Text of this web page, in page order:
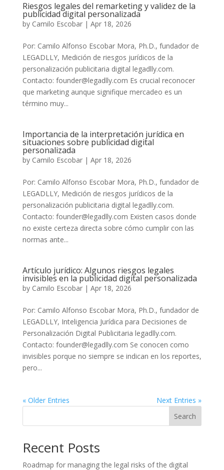
Riesgos legales del remarketing y validez de la
publicidad digital personalizada
by Camilo Escobar| Apr 18, 2026
Por: Camilo Alfonso Escobar Mora, Ph.D., fundador de
LEGADLLY, Medición de riesgos jurídicos de la
personalización publicitaria digital legadlly.com.
Contacto: founder@legadlly.com Es crucial reconocer
que marketing aunque signifique mercadeo es un
término muy...
Importancia de la interpretación jurídica en
situaciones sobre publicidad digital
personalizada
by Camilo Escobar| Apr 18, 2026
Por: Camilo Alfonso Escobar Mora, Ph.D., fundador de
LEGADLLY, Medición de riesgos jurídicos de la
personalización publicitaria digital legadlly.com.
Contacto: founder@legadlly.com Existen casos donde
no existe certeza directa sobre cómo cumplir con las
normas ante...
Artículo jurídico: Algunos riesgos legales
invisibles en la publicidad digital personalizada
by Camilo Escobar| Apr 18, 2026
Por: Camilo Alfonso Escobar Mora, Ph.D., fundador de
LEGADLLY, Inteligencia Jurídica para Decisiones de
Personalización Digital Publicitaria legadlly.com.
Contacto: founder@legadlly.com Se conocen como
invisibles porque no siempre se indican en los reportes,
pero...
« Older Entries
Next Entries »
Search
Recent Posts
Roadmap for managing the legal risks of the digital